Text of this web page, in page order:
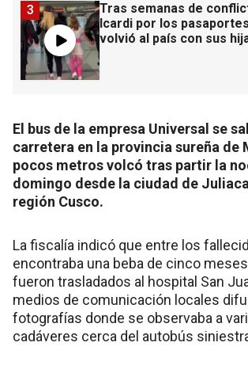
Tras semanas de
Icardi por los
volvió al país con sus
3
El bus de la empresa Universal se
carretera en la provincia sureña de
pocos metros volcó tras partir la
domingo desde la ciudad de
región Cusco.
La fiscalía indicó que entre los
encontraba una beba de cinco
fueron trasladados al hospital San
medios de comunicación locales
fotografías donde se observaba a
cadáveres cerca del autobús